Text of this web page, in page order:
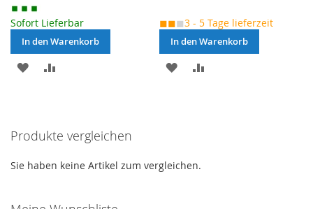
Sofort Lieferbar
In den Warenkorb
MERKEN
◼◼◼3 - 5 Tage lieferzeit
In den Warenkorb
MERKEN
Produkte vergleichen
Sie haben keine Artikel zum vergleichen.